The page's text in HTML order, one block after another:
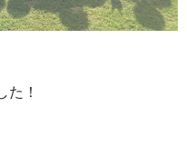
た！